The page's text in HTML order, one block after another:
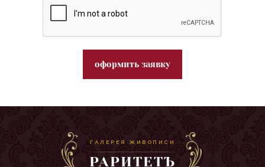
оформить заявку
ГАЛЕРЕЯ ЖИВОПИСИ
РАРИТЕТЪ